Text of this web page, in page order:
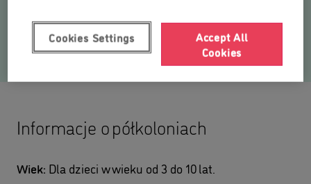
Przebierają się i występują przed dziećmi,
które dobrze odgrywają rolę fanów.
Informacje o półkoloniach
Wiek: Dla dzieci w wieku od 3 do 10 lat.
Accept All
Cookies
Cookies Settings